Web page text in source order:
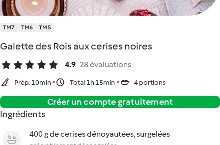
TM7 TM6 TM5
Galette des Rois aux cerises noires
4.9 28 évaluations
Prép. 10min Total 1h 15min 4 portions
Créer un compte gratuitement
Ingrédients
400 g de cerises dénoyautées, surgelées